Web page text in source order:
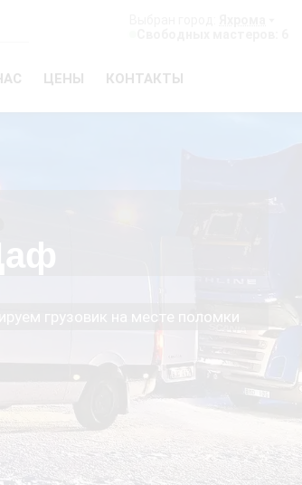
ЦЕНЫ КОНТАКТЫ
грузовик на месте поломки